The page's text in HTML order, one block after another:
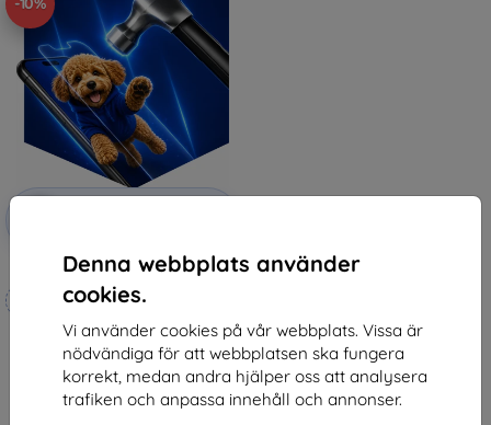
Denna webbplats använder
cookies.
Vi använder cookies på vår webbplats. Vissa är
nödvändiga för att webbplatsen ska fungera
korrekt, medan andra hjälper oss att analysera
trafiken och anpassa innehåll och annonser.
Rabatt
3mk Hammer protective film
Tillverkat efter mått
247 kr
222 kr
I lager 4 st